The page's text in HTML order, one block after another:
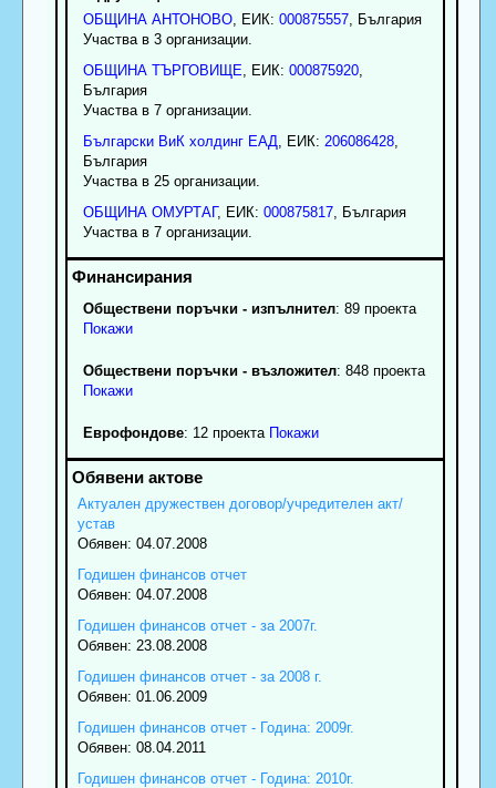
ОБЩИНА АНТОНОВО, ЕИК: 000875557, България
Участва в 3 организации.
ОБЩИНА ТЪРГОВИЩЕ , ЕИК: 000875920,
България
Участва в 7 организации.
Български ВиК холдинг ЕАД , ЕИК: 206086428,
България
Участва в 25 организации.
ОБЩИНА ОМУРТАГ, ЕИК: 000875817, България
Участва в 7 организации.
Обществени поръчки - изпълнител: 89 проекта
Покажи
Обществени поръчки - възложител: 848 проекта
Покажи
Еврофондове: 12 проекта Покажи
Актуален дружествен договор/учредителен акт/
устав
Обявен: 04.07.2008
Годишен финансов отчет
Обявен: 04.07.2008
Годишен финансов отчет - за 2007г.
Обявен: 23.08.2008
Годишен финансов отчет - за 2008 г.
Обявен: 01.06.2009
Годишен финансов отчет - Година: 2009г.
Обявен: 08.04.2011
Годишен финансов отчет - Година: 2010г.